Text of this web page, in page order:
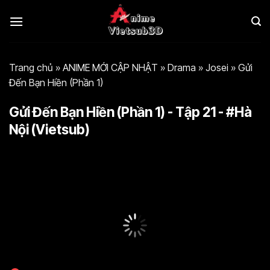
qua
Trang chủ » ANIME MỚI CẬP NHẬT » Drama » Josei » Gửi
Đến Bạn Hiền (Phần 1)
Gửi Đến Bạn Hiền (Phần 1) - Tập 21 - #Hà
Nội (Vietsub)